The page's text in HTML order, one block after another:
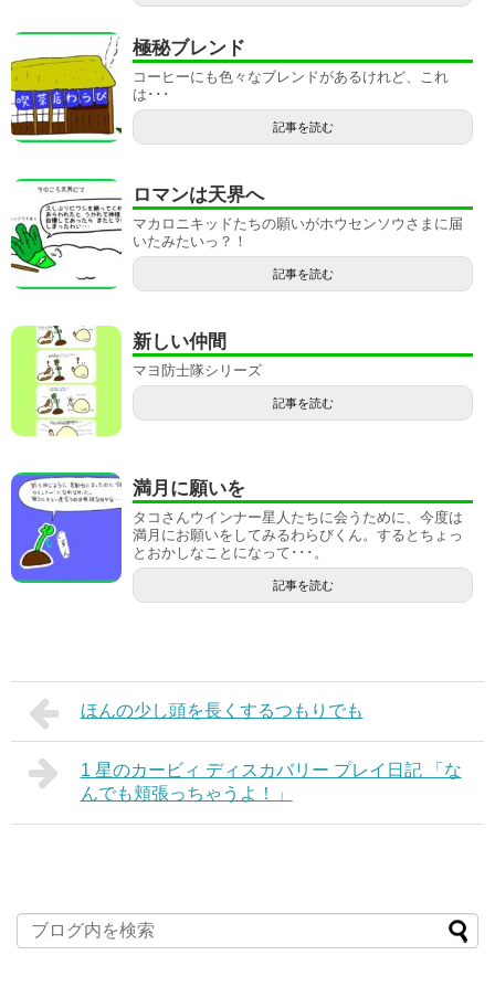
極秘ブレンド
コーヒーにも色々なブレンドがあるけれど、これ
は･･･
記事を読む
ロマンは天界へ
マカロニキッドたちの願いがホウセンソウさまに届
いたみたいっ？！
記事を読む
新しい仲間
マヨ防士隊シリーズ
記事を読む
満月に願いを
タコさんウインナー星人たちに会うために、今度は
満月にお願いをしてみるわらびくん。するとちょっ
とおかしなことになって･･･。
記事を読む
ほんの少し頭を長くするつもりでも
1 星のカービィ ディスカバリー プレイ日記 「な
んでも頬張っちゃうよ！」